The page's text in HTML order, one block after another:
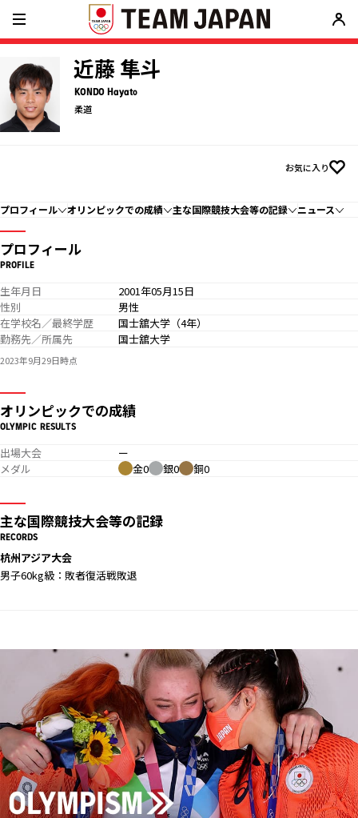
近藤 隼斗
KONDO Hayato
柔道
お気に入り
プロフィール オリンピックでの成績 主な国際競技大会等の記録 ニュース
プロフィール
PROFILE
生年月日
2001年05月15日
性別
男性
在学校名／最終学歴
国士舘大学（4年）
勤務先／所属先
国士舘大学
2023年9月29日時点
オリンピックでの成績
OLYMPIC RESULTS
出場大会
ー
メダル
金0 銀0 銅0
主な国際競技大会等の記録
RECORDS
杭州アジア大会
男子60kg級：敗者復活戦敗退